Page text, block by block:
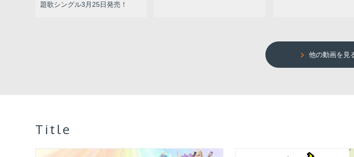
題歌シングル3月25日発売！
他の動画を見
Title